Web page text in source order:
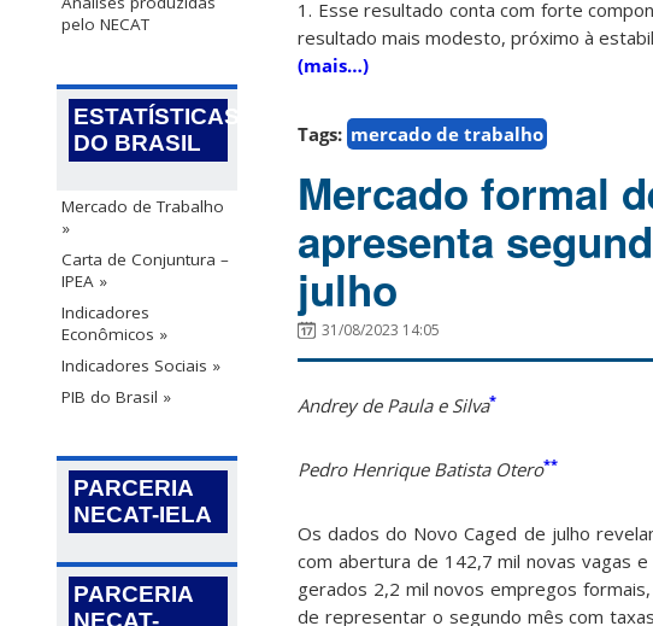
pelo NECAT
ESTATÍSTICAS
DO BRASIL
Mercado de Trabalho
»
Carta de Conjuntura –
IPEA »
Indicadores
Econômicos »
Indicadores Sociais »
PIB do Brasil »
PARCERIA
NECAT-IELA
PARCERIA
NECAT-
1. Esse resultado conta com forte
resultado mais modesto, próximo à
(mais…)
Tags: mercado de trabalho
Mercado formal
apresenta
julho
31/08/2023 14:05
Andrey de Paula e Silva*
Pedro Henrique Batista Otero**
Os dados do Novo Caged de julho
com abertura de 142,7 mil novas vagas e
gerados 2,2 mil novos empregos
de representar o segundo mês com